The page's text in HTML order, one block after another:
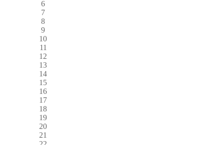
6
7
8
9
10
11
12
13
14
15
16
17
18
19
20
21